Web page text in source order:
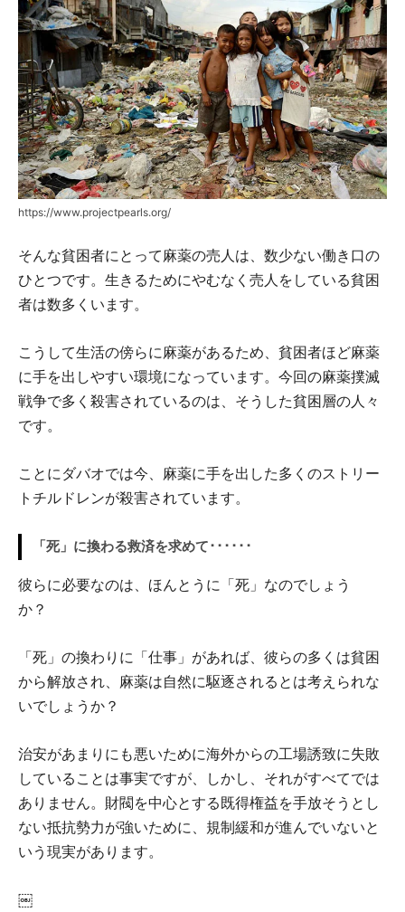
https://www.projectpearls.org/
そんな貧困者にとって麻薬の売人は、数少ない働き口の
ひとつです。生きるためにやむなく売人をしている貧困
者は数多くいます。
こうして生活の傍らに麻薬があるため、貧困者ほど麻薬
に手を出しやすい環境になっています。今回の麻薬撲滅
戦争で多く殺害されているのは、そうした貧困層の人々
です。
ことにダバオでは今、麻薬に手を出した多くのストリー
トチルドレンが殺害されています。
「死」に換わる救済を求めて･･････
彼らに必要なのは、ほんとうに「死」なのでしょう
か？
「死」の換わりに「仕事」があれば、彼らの多くは貧困
から解放され、麻薬は自然に駆逐されるとは考えられな
いでしょうか？
治安があまりにも悪いために海外からの工場誘致に失敗
していることは事実ですが、しかし、それがすべてでは
ありません。財閥を中心とする既得権益を手放そうとし
ない抵抗勢力が強いために、規制緩和が進んでいないと
いう現実があります。
￼